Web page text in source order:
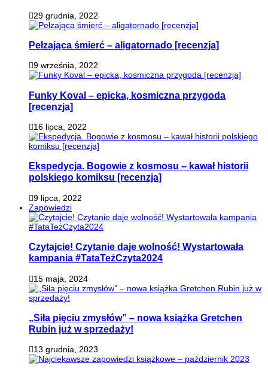
29 grudnia, 2022
Pełzająca śmierć – aligatornado [recenzja]
9 września, 2022
Funky Koval – epicka, kosmiczna przygoda
[recenzja]
16 lipca, 2022
Ekspedycja. Bogowie z kosmosu – kawał historii
polskiego komiksu [recenzja]
9 lipca, 2022
Zapowiedzi
Czytajcie! Czytanie daje wolność! Wystartowała
kampania #TataTeżCzyta2024
15 maja, 2024
„Siła pięciu zmysłów” – nowa książka Gretchen
Rubin już w sprzedaży!
13 grudnia, 2023